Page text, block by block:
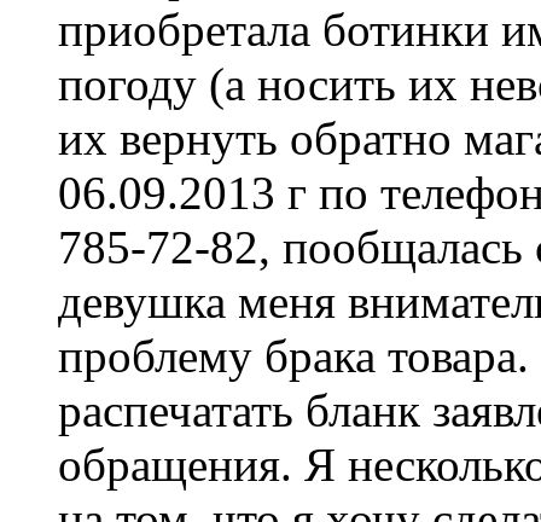
приобретала ботинки
погоду (а носить их
их вернуть обратно
06.09.2013 г по
785-72-82, пообщалась
девушка меня
проблему брака
распечатать бланк
обращения. Я